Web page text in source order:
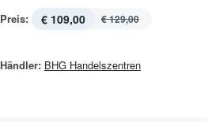
Preis: € 109,00 € 129,00
Händler: BHG Handelszentren